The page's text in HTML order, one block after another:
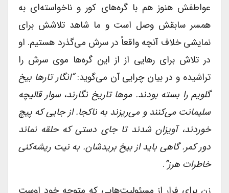
عواطفش هنوز هم با گره‌های کور و ناخواسته‌ای به
همسر سابقش وصل است و ما شاهد تلاشش برای
نمایشی خلاف آنچه واقعاً در سرش می‌گذرد هستیم. او
در تلاش برای رهایی از از این گره‌ها موی سرش را
تراشیده و در بیان چرایی آن می‌گوید:“انگار تارها بیخ
گلویم را بسته بودند. موها تاریخ نگارند، سوار قالیچه
سلیمانت می‌کنند و می‌ریزند به ناکجا. از جایی که پیچ
خوردند، آویزان شدند تا جای دستی که حلقه نماند
دور کمر. گاهی باید از بیخ بریدشان. به نیت ریشه‌کنی
خاطرات هرز”.